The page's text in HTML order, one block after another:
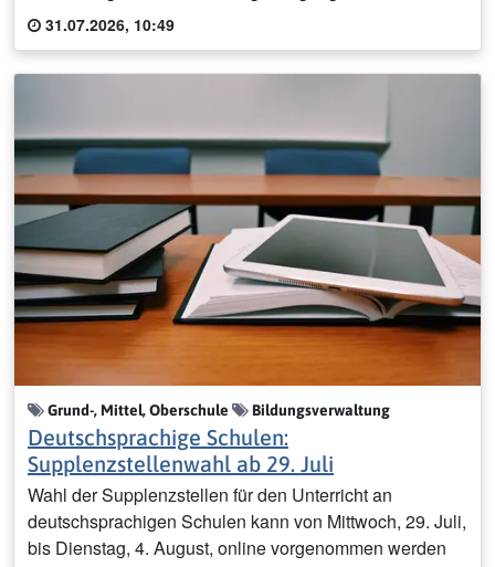
31.07.2026, 10:49
Grund-, Mittel, Oberschule Bildungsverwaltung
Deutschsprachige Schulen:
Supplenzstellenwahl ab 29. Juli
Wahl der Supplenzstellen für den Unterricht an
deutschsprachigen Schulen kann von Mittwoch, 29. Juli,
bis Dienstag, 4. August, online vorgenommen werden